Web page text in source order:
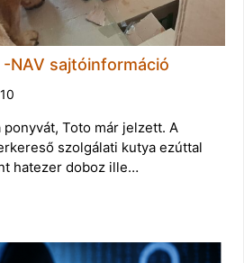
NAV sajtóinformáció
Toto már jelzett. A
szolgálati kutya ezúttal
hatezer doboz ille…